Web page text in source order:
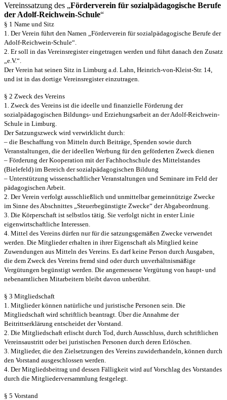
Vereinssatzung des „Förderverein für sozialpädagogische Berufe
der Adolf-Reichwein-Schule“
§ 1 Name und Sitz
1. Der Verein führt den Namen „Förderverein für sozialpädagogische Berufe der
Adolf-Reichwein-Schule“.
2. Er soll in das Vereinsregister eingetragen werden und führt danach den Zusatz
„e.V.“.
Der Verein hat seinen Sitz in Limburg a.d. Lahn, Heinrich-von-Kleist-Str. 14,
und ist in das dortige Vereinsregister einzutragen.
§ 2 Zweck des Vereins
1. Zweck des Vereins ist die ideelle und finanzielle Förderung der
sozialpädagogischen Bildungs- und Erziehungsarbeit an der Adolf-Reichwein-
Schule in Limburg.
Der Satzungszweck wird verwirklicht durch:
– die Beschaffung von Mitteln durch Beiträge, Spenden sowie durch
Veranstaltungen, die der ideellen Werbung für den geförderten Zweck dienen
– Förderung der Kooperation mit der Fachhochschule des Mittelstandes
(Bielefeld) im Bereich der sozialpädagogischen Bildung
– Unterstützung wissenschaftlicher Veranstaltungen und Seminare im Feld der
pädagogischen Arbeit.
2. Der Verein verfolgt ausschließlich und unmittelbar gemeinnützige Zwecke
im Sinne des Abschnittes „Steuerbegünstigte Zwecke“ der Abgabeordnung.
3. Die Körperschaft ist selbstlos tätig. Sie verfolgt nicht in erster Linie
eigenwirtschaftliche Interessen.
4. Mittel des Vereins dürfen nur für die satzungsgemäßen Zwecke verwendet
werden. Die Mitglieder erhalten in ihrer Eigenschaft als Mitglied keine
Zuwendungen aus Mitteln des Vereins. Es darf keine Person durch Ausgaben,
die dem Zweck des Vereins fremd sind oder durch unverhältnismäßige
Vergütungen begünstigt werden. Die angemessene Vergütung von haupt- und
nebenamtlichen Mitarbeitern bleibt davon unberührt.
§ 3 Mitgliedschaft
1. Mitglieder können natürliche und juristische Personen sein. Die
Mitgliedschaft wird schriftlich beantragt. Über die Annahme der
Beitrittserklärung entscheidet der Vorstand.
2. Die Mitgliedschaft erlischt durch Tod, durch Ausschluss, durch schriftlichen
Vereinsaustritt oder bei juristischen Personen durch deren Erlöschen.
3. Mitglieder, die den Zielsetzungen des Vereins zuwiderhandeln, können durch
den Vorstand ausgeschlossen werden.
4. Der Mitgliedsbeitrag und dessen Fälligkeit wird auf Vorschlag des Vorstandes
durch die Mitgliederversammlung festgelegt.
§ 5 Vorstand